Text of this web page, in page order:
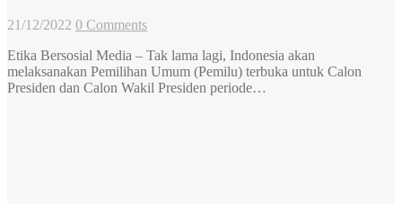
21/12/2022 0 Comments
Etika Bersosial Media – Tak lama lagi, Indonesia akan
melaksanakan Pemilihan Umum (Pemilu) terbuka untuk Calon
Presiden dan Calon Wakil Presiden periode…